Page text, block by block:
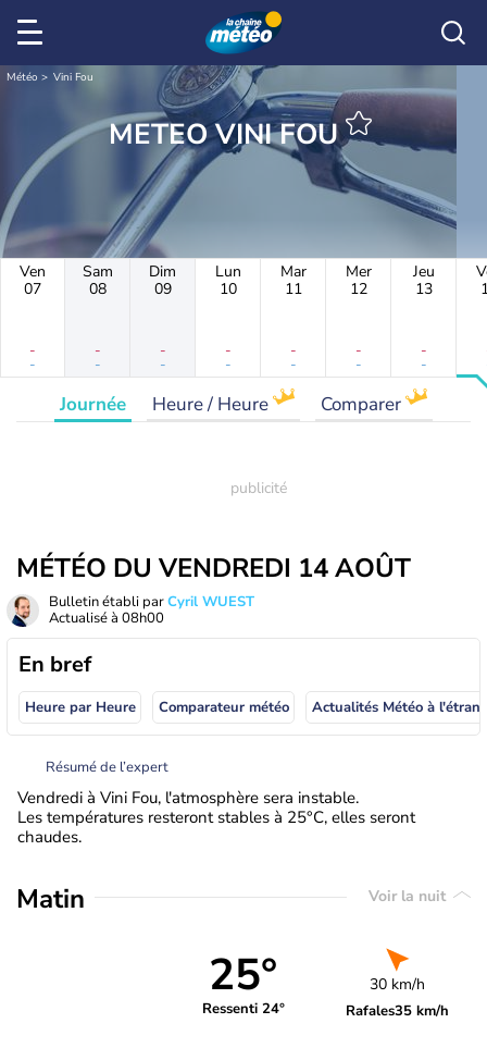
Météo Vini Fou
METEO VINI FOU
Ven
07
-
-
Sam
08
-
-
Dim
09
-
-
Lun
10
-
-
Mar
11
-
-
Mer
12
-
-
Jeu
13
-
-
Journée Heure / Heure Comparer
MÉTÉO DU VENDREDI 14 AOÛT
Bulletin établi parCyril WUEST
Actualisé à 08h00
En bref
Heure par Heure Comparateur météo
Résumé de l’expert
Vendredi à Vini Fou, l'atmosphère sera instable.
Les températures resteront stables à 25°C, elles seront
chaudes.
Matin Voir la nuit
25°
Ressenti 24°
30 km/h
Rafales35 km/h